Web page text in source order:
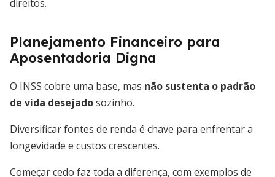
direitos.
Planejamento Financeiro para
Aposentadoria Digna
O INSS cobre uma base, mas não sustenta o padrão
de vida desejadosozinho.
Diversificar fontes de renda é chave para enfrentar a
longevidade e custos crescentes.
Começar cedo faz toda a diferença, com exemplos de